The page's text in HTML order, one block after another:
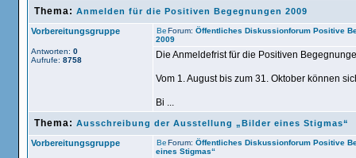
Thema: Anmelden für die Positiven Begegnungen 2009
Vorbereitungsgruppe
Antworten: 0
Aufrufe: 8758
Forum: Öffentliches Diskussionforum Positive
2009
Die Anmeldefrist für die Positiven
Vom 1. August bis zum 31. Oktober können
Bi ...
Thema: Ausschreibung der Ausstellung „Bilder eines Stigmas“
Vorbereitungsgruppe Forum: Öffentliches Diskussionforum Positive
eines Stigmas“